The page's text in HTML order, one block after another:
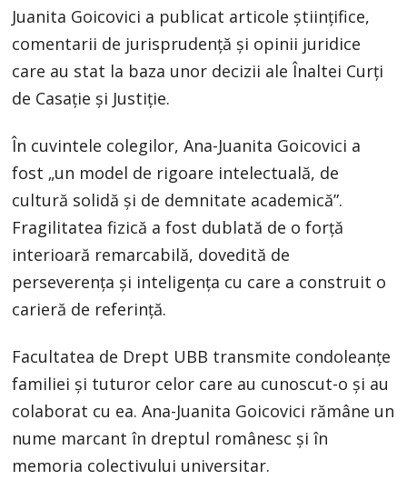
Juanita Goicovici a publicat articole științifice,
comentarii de jurisprudență și opinii juridice
care au stat la baza unor decizii ale Înaltei Curți
de Casație și Justiție.
În cuvintele colegilor, Ana-Juanita Goicovici a
fost „un model de rigoare intelectuală, de
cultură solidă și de demnitate academică”.
Fragilitatea fizică a fost dublată de o forță
interioară remarcabilă, dovedită de
perseverența și inteligența cu care a construit o
carieră de referință.
Facultatea de Drept UBB transmite condoleanțe
familiei și tuturor celor care au cunoscut-o și au
colaborat cu ea. Ana-Juanita Goicovici rămâne un
nume marcant în dreptul românesc și în
memoria colectivului universitar.